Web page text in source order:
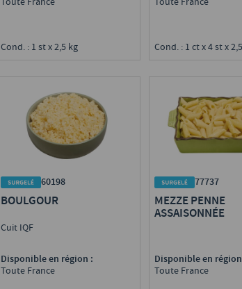
Cond. : 1 st x 2,5 kg Cond. : 1 ct x 4 st x
60198
BOULGOUR
Cuit IQF
Disponible en région :
Toute France
77737
MEZZE PENNE
ASSAISONNÉE
Disponible en
Toute France